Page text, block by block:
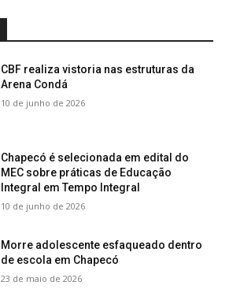
CBF realiza vistoria nas estruturas da
Arena Condá
10 de junho de 2026
Chapecó é selecionada em edital do
MEC sobre práticas de Educação
Integral em Tempo Integral
10 de junho de 2026
Morre adolescente esfaqueado dentro
de escola em Chapecó
23 de maio de 2026